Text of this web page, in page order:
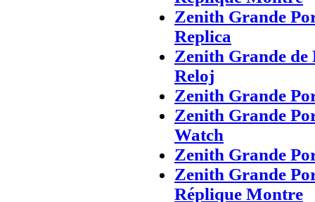
Zenith Grande
Replica
Zenith Grande de
Reloj
Zenith Grande
Zenith Grande
Watch
Zenith Grande
Zenith Grande
Réplique Montre